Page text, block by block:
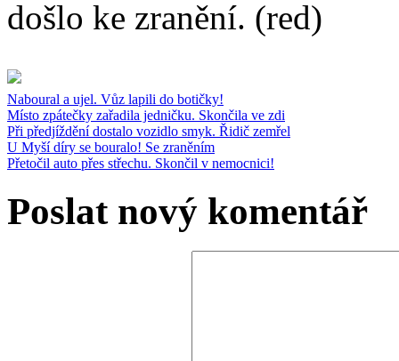
došlo ke zranění. (red)
Naboural a ujel. Vůz lapili do botičky!
Místo zpátečky zařadila jedničku. Skončila ve zdi
Při předjíždění dostalo vozidlo smyk. Řidič zemřel
U Myší díry se bouralo! Se zraněním
Přetočil auto přes střechu. Skončil v nemocnici!
Poslat nový komentář